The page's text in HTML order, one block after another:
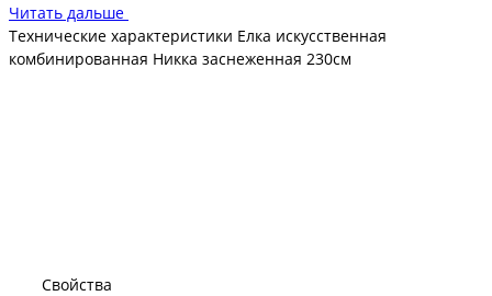
Читать дальше
Технические характеристики Елка искусственная
комбинированная Никка заснеженная 230см
Свойства